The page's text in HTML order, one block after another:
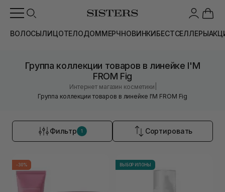
ВОЛОСЫЛИЦОТЕЛОДОММЕРЧНОВИНКИБЕСТСЕЛЛЕРЫ
Группа коллекции товаров в линейке I'M
FROM Fig
Интернет магазин косметики
Группа коллекции товаров в линейке I'M FROM Fig
Фильтр 1 Сортировать
-30% ВЫБОР ИЛОНЫ